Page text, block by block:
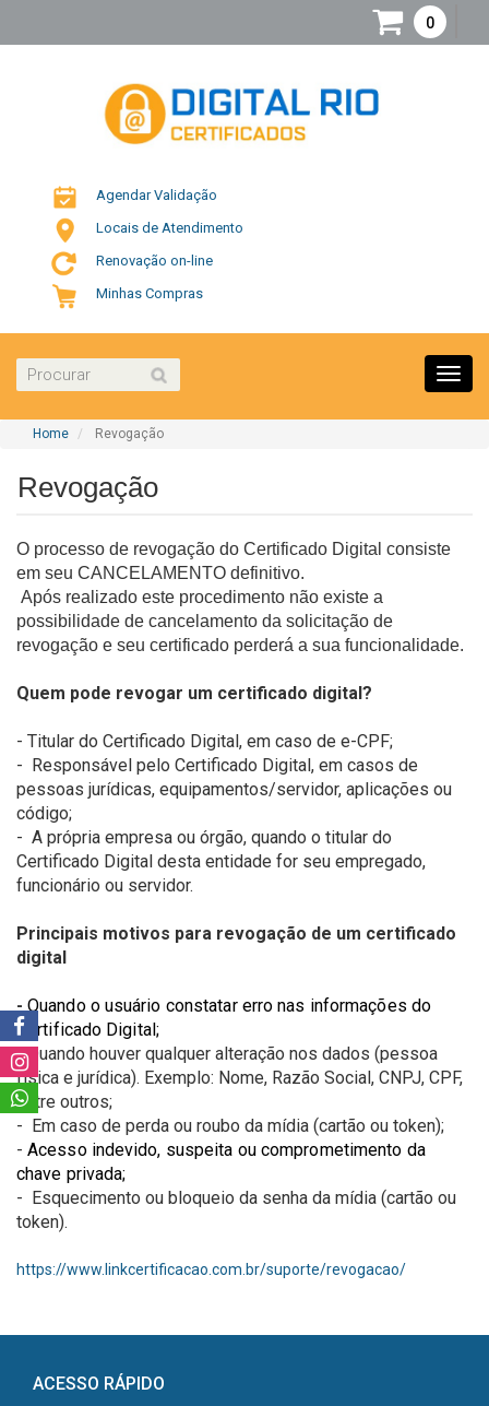
0
Agendar Validação
Locais de Atendimento
Renovação on-line
Minhas Compras
Home Revogação
Revogação
O processo de revogação do Certificado Digital consiste
em seu CANCELAMENTO definitivo.
Após realizado este procedimento não existe a
possibilidade de cancelamento da solicitação de
revogação e seu certificado perderá a sua funcionalidade.
Quem pode revogar um certificado digital?
- Titular do Certificado Digital, em caso de e-CPF;
- Responsável pelo Certificado Digital, em casos de
pessoas jurídicas, equipamentos/servidor, aplicações ou
código;
- A própria empresa ou órgão, quando o titular do
Certificado Digital desta entidade for seu empregado,
funcionário ou servidor.
Principais motivos para revogação de um certificado
digital
-Quando o usuário constatar erro nas informações do
Certificado Digital;
- Quando houver qualquer alteração nos dados (pessoa
física e jurídica). Exemplo: Nome, Razão Social, CNPJ, CPF,
entre outros;
- Em caso de perda ou roubo da mídia (cartão ou token);
- Acesso indevido, suspeita ou comprometimento da
chave privada;
- Esquecimento ou bloqueio da senha da mídia (cartão ou
token).
https://www.linkcertificacao.com.br/suporte/revogacao/
ACESSO RÁPIDO